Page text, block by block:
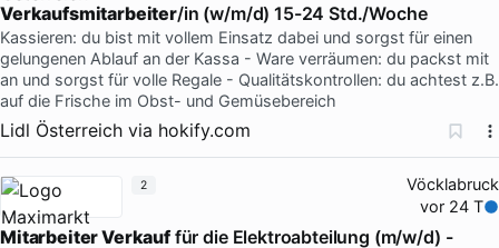
Verkaufsmitarbeiter/in (w/m/d) 15-24 Std./Woche
Kassieren: du bist mit vollem Einsatz dabei und sorgst für einen
gelungenen Ablauf an der Kassa - Ware verräumen: du packst mit
an und sorgst für volle Regale - Qualitätskontrollen: du achtest z.B.
auf die Frische im Obst- und Gemüsebereich
Lidl Österreich via hokify.com
Vöcklabruck
vor 24 T
Mitarbeiter Verkauffür die Elektroabteilung (m/w/d) -
2